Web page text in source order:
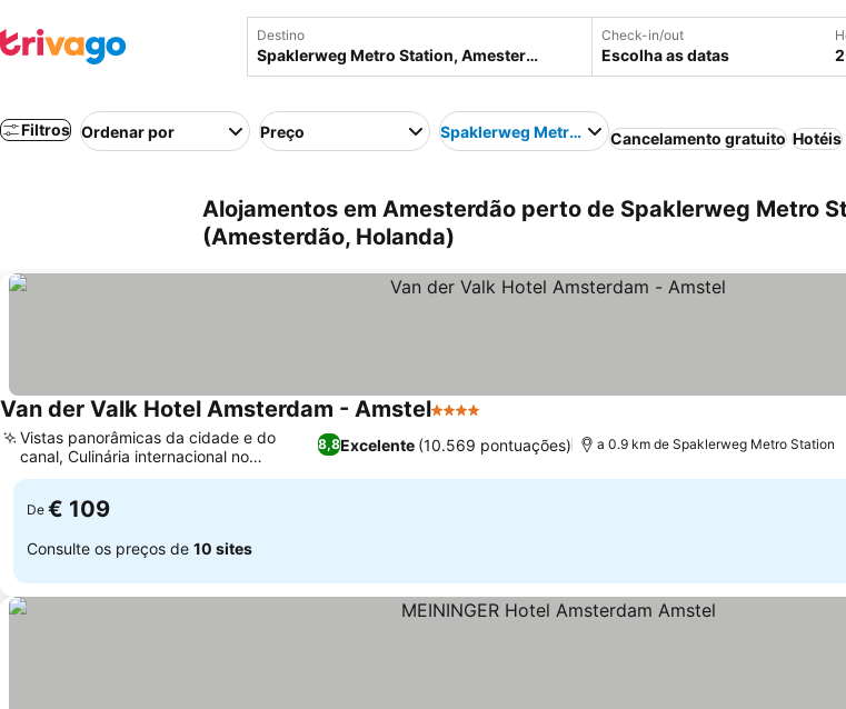
Destino Check-in/out
Escolha as datas
Filtros Ordenar por Preço Spaklerweg Metro StationCancelamento gratuito Hotéis
Alojamentos em Amesterdão perto de Spaklerweg Metro
(Amesterdão, Holanda)
Van der Valk Hotel Amsterdam - Amstel4 Estrelas
8,8Excelente (10.569 pontuações)
Vistas panorâmicas da cidade e do
canal, Culinária internacional no
Restaurante Amstelle
a 0.9 km de Spaklerweg Metro Station
De € 109
Consulte os preços de 10 sites